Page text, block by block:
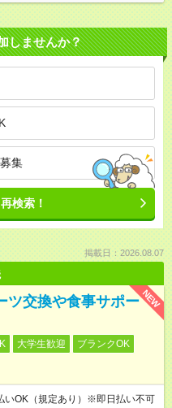
しませんか？
集
検索！
掲載日：2026.08.07
NEW
ツ交換や食事サポー
大学生歓迎
ブランクOK
OK（規定あり）※即日払い不可